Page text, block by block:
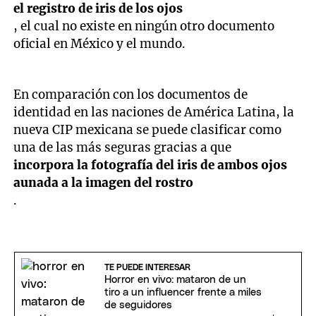
el registro de iris de los ojos
, el cual no existe en ningún otro documento
oficial en México y el mundo.
En comparación con los documentos de
identidad en las naciones de América Latina, la
nueva CIP mexicana se puede clasificar como
una de las más seguras gracias a que
incorpora la fotografía del iris de ambos ojos
aunada a la imagen del rostro
.
TE PUEDE INTERESAR
Horror en vivo: mataron de un
tiro a un influencer frente a miles
de seguidores